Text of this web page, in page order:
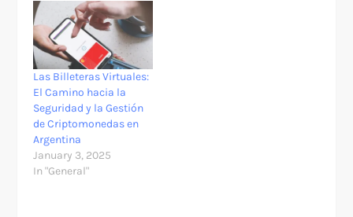
Las Billeteras Virtuales:
El Camino hacia la
Seguridad y la Gestión
de Criptomonedas en
Argentina
January 3, 2025
In "General"